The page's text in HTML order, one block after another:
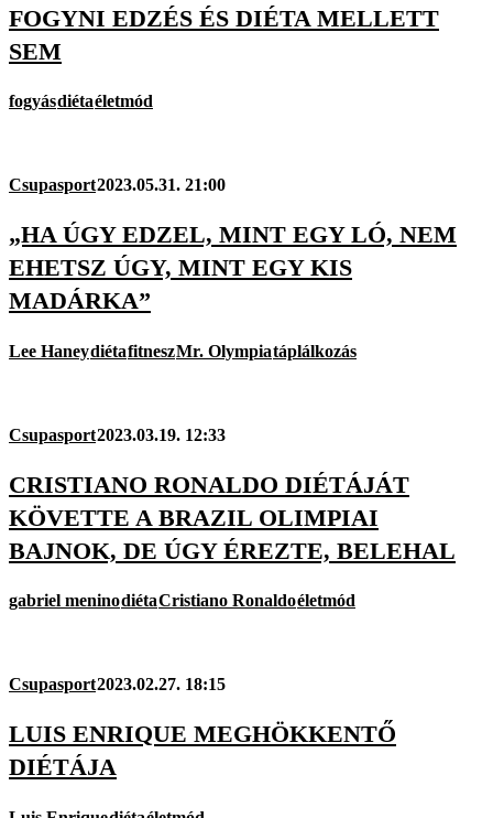
FOGYNI EDZÉS ÉS DIÉTA MELLETT
SEM
fogyásdiétaéletmód
Csupasport2023.05.31. 21:00
„HA ÚGY EDZEL, MINT EGY LÓ, NEM
EHETSZ ÚGY, MINT EGY KIS
MADÁRKA”
Lee HaneydiétafitneszMr. Olympiatáplálkozás
Csupasport2023.03.19. 12:33
CRISTIANO RONALDO DIÉTÁJÁT
KÖVETTE A BRAZIL OLIMPIAI
BAJNOK, DE ÚGY ÉREZTE, BELEHAL
gabriel meninodiétaCristiano Ronaldoéletmód
Csupasport2023.02.27. 18:15
LUIS ENRIQUE MEGHÖKKENTŐ
DIÉTÁJA